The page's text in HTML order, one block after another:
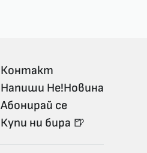
Контакт
Напиши Не!Новина
Абонирай се
Купи ни бира 🍺